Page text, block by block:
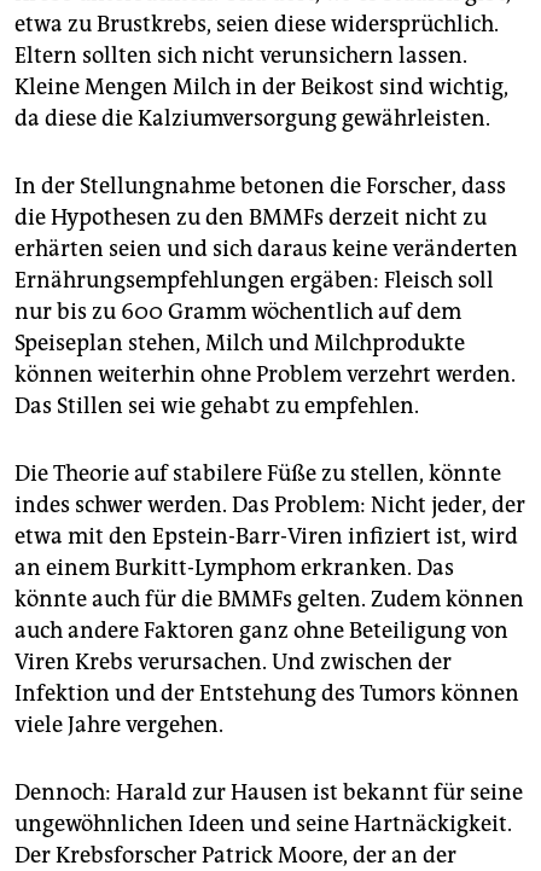
etwa zu Brustkrebs, seien diese widersprüchlich.
Eltern sollten sich nicht verunsichern lassen.
Kleine Mengen Milch in der Beikost sind wichtig,
da diese die Kalziumversorgung gewährleisten.
In der Stellungnahme betonen die Forscher, dass
die Hypothesen zu den BMMFs derzeit nicht zu
erhärten seien und sich daraus keine veränderten
Ernährungsempfehlungen ergäben: Fleisch soll
nur bis zu 600 Gramm wöchentlich auf dem
Speiseplan stehen, Milch und Milchprodukte
können weiterhin ohne Problem verzehrt werden.
Das Stillen sei wie gehabt zu empfehlen.
Die Theorie auf stabilere Füße zu stellen, könnte
indes schwer werden. Das Problem: Nicht jeder, der
etwa mit den Epstein-Barr-Viren infiziert ist, wird
an einem Burkitt-Lymphom erkranken. Das
könnte auch für die BMMFs gelten. Zudem können
auch andere Faktoren ganz ohne Beteiligung von
Viren Krebs verursachen. Und zwischen der
Infektion und der Entstehung des Tumors können
viele Jahre vergehen.
Dennoch: Harald zur Hausen ist bekannt für seine
ungewöhnlichen Ideen und seine Hartnäckigkeit.
Der Krebsforscher Patrick Moore, der an der